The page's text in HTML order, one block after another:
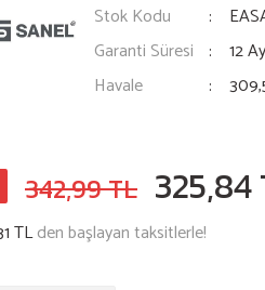
Stok Kodu
Garanti Süresi
12 Ay
Havale
342,99 TL 325,84
TLden başlayan taksitlerle!